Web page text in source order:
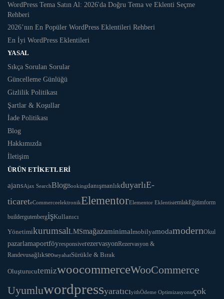
WordPress Tema Satın Al: 2026'da Doğru Tema ve Eklenti Seçme
Rehberi
2026’nın En Popüler WordPress Eklentileri Rehberi
En İyi WordPress Eklentileri
YASAL
Sıkça Sorulan Sorular
Güncelleme Günlüğü
Gizlilik Politikası
Şartlar & Koşullar
İade Politikası
Blog
Hakkımızda
İletişim
ÜRÜN ETIKETLERI
ajansAjax SearchBlogBookingdanışmanlıkduyarlıE-
ticareteCommerceelektronikElementorElementor EklentisiemlakEğitimform
buildergutenbergişKullanıcı
YönetimikurumsalLMSmağazaminimalmobilyamodamodernOkul
pazarlamaportföyresponsiverezervasyonRezervasyon &
RandevusağlıkseoseyahatSürükle & Bırak
OluşturucutemizwoocommerceWooCommerce
UyumluwordpressyaratıcıyithÖdeme Optimizasyonuçok